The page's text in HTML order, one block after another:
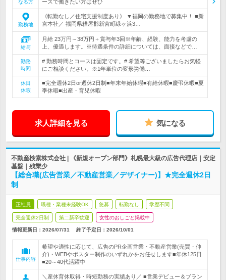
なる方 ースで働きたい方はぜひ
勤務地
《転勤なし／住宅支援制度あり》 ▼福岡の勤務地で募集中！ ■新
宮本社／ 福岡県糟屋郡新宮町緑ヶ浜3…
給与
月給 23万円～38万円＋賞与年3回※年齢、経験、能力を考慮の
上、優遇します。※待遇条件の詳細については、面接などで…
勤務
時間
# 勤務時間とコースは固定です。# 希望等ございましたらお気軽
にご相談ください。※1年単位の変形労働…
休日
休暇
■完全週休2日or週休2日制■年末年始休暇■有給休暇■慶弔休暇■夏
季休暇■出産・育児休暇
求人詳細を見る 気になる
不動産検索株式会社 | 《新規オープン部門》札幌最大級の広告代理店｜安定
基盤｜残業少
【総合職(広告営業／不動産営業／デザイナー)】★完全週休2日
制
正社員 職種・業種未経験OK 急募 転勤なし 学歴不問
完全週休2日制 第二新卒歓迎 女性のおしごと掲載中
情報更新日：2026/07/31 終了予定日： 2026/10/01
仕事内容
希望や適性に応じて、広告のPR企画営業・不動産営業(売買・仲
介)・WEBやポスター制作のいずれかをお任せします■年休125日
■20～40代活躍中
＼産休育休取得・時短勤務の実績あり／ ■営業デビュー＆ブラン